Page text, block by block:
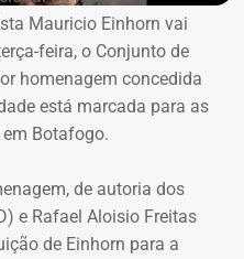
pela auditoria
de investimento: a
nova gestão,
e pareceres da
que desaconselhavam
Mauricio Einhorn vai
feira, o Conjunto de
homenagem concedida
está marcada para as
Botafogo.
de autoria dos
e Rafael Aloisio Freitas
de Einhorn para a